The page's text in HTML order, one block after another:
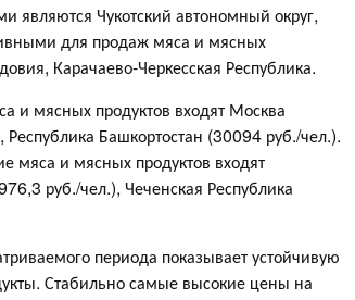
являются Чукотский автономный округ,
для продаж мяса и мясных
Карачаево-Черкесская Республика.
и мясных продуктов входят Москва
Башкортостан (30094 руб./чел.).
мяса и мясных продуктов входят
руб./чел.), Чеченская Республика
периода показывает устойчивую
Стабильно самые высокие цены на